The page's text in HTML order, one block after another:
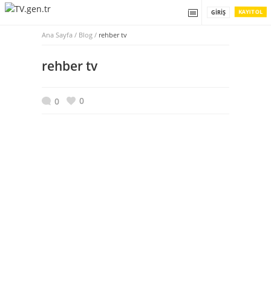
KAYIT OL
GIRIŞ
Ana Sayfa / Blog / rehber tv
rehber tv
0 0